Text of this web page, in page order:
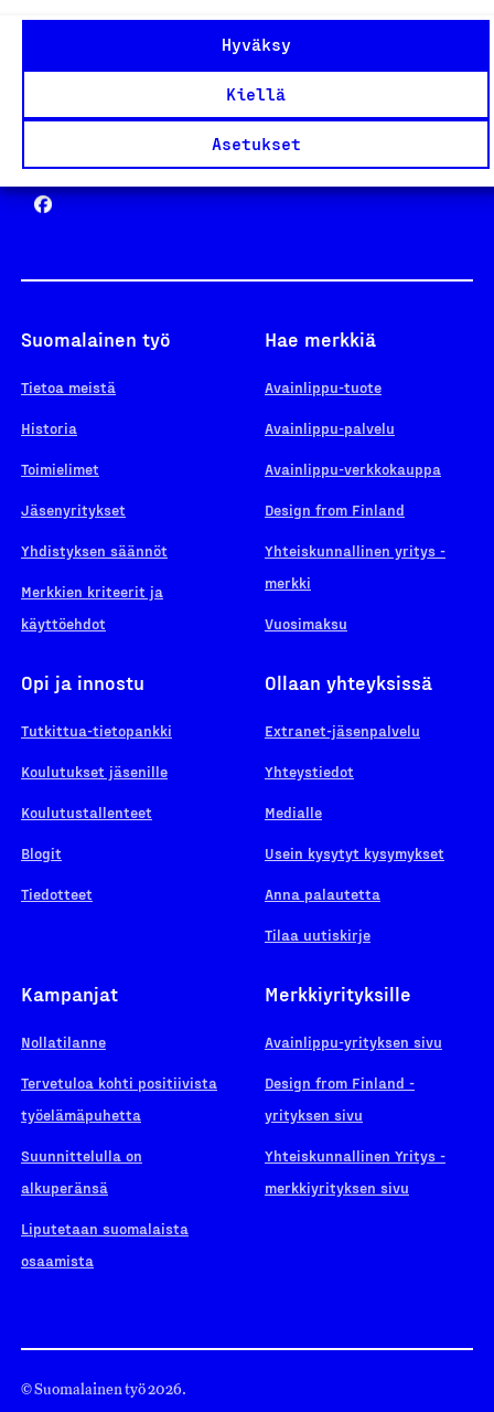
Hyväksy
Kiellä
Asetukset
Yhteiskunnallinen Yritys -merkki
Suomalainen työ
Tietoa meistä
Historia
Toimielimet
Jäsenyritykset
Yhdistyksen säännöt
Merkkien kriteerit ja
käyttöehdot
Hae merkkiä
Avainlippu-tuote
Avainlippu-palvelu
Avainlippu-verkkokauppa
Design from Finland
Yhteiskunnallinen yritys -
merkki
Vuosimaksu
Opi ja innostu
Tutkittua-tietopankki
Koulutukset jäsenille
Koulutustallenteet
Blogit
Tiedotteet
Ollaan yhteyksissä
Extranet-jäsenpalvelu
Yhteystiedot
Medialle
Usein kysytyt kysymykset
Anna palautetta
Tilaa uutiskirje
Kampanjat
Nollatilanne
Tervetuloa kohti positiivista
työelämäpuhetta
Suunnittelulla on
alkuperänsä
Liputetaan suomalaista
osaamista
Merkkiyrityksille
Avainlippu-yrityksen sivu
Design from Finland -
yrityksen sivu
Yhteiskunnallinen Yritys -
merkkiyrityksen sivu
© Suomalainen työ 2026.